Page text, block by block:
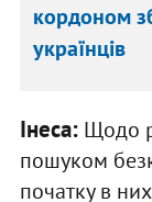
кордоном
українців
Інеса:Щодо
пошуком
початку в